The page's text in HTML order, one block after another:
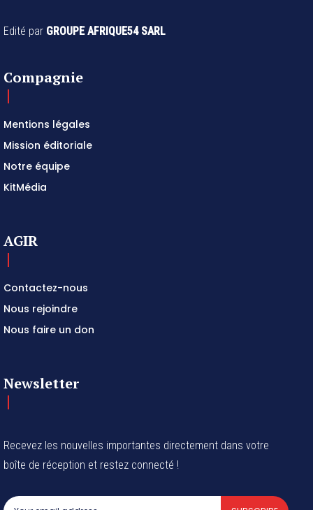
Edité par GROUPE AFRIQUE54 SARL
Compagnie
Mentions légales
Mission éditoriale
Notre équipe
KitMédia
AGIR
Contactez-nous
Nous rejoindre
Nous faire un don
Newsletter
Recevez les nouvelles importantes directement dans votre
boîte de réception et restez connecté !